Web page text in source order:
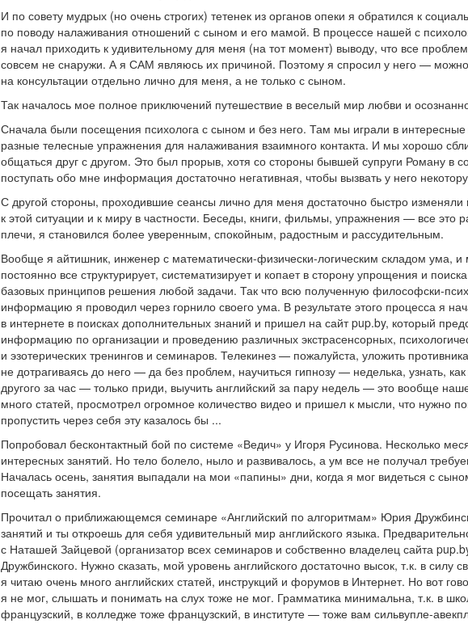
И по совету мудрых (но очень строгих) тетенек из органов опеки я обратился к
по поводу налаживания отношений с сыном и его мамой. В процессе нашей с
я начал приходить к удивительному для меня (на тот момент) выводу, что все
совсем не снаружи. А я САМ являюсь их причиной. Поэтому я спросил у него —
на консультации отдельно лично для меня, а не только с сыном.
Так началось мое полное приключений путешествие в веселый мир любви и
Сначала были посещения психолога с сыном и без него. Там мы играли в
разные телесные упражнения для налаживания взаимного контакта. И мы хорошо
общаться друг с другом. Это был прорыв, хотя со стороны бывшей супруги Роману в
поступать обо мне информация достаточно негативная, чтобы вызвать у него
С другой стороны, проходившие сеансы лично для меня достаточно быстро
к этой ситуации и к миру в частности. Беседы, книги, фильмы, упражнения — все это
плечи, я становился более уверенным, спокойным, радостным и рассудительным.
Вообще я айтишник, инженер с математически-физически-логическим складом ума,
постоянно все структурирует, систематизирует и копает в сторону упрощения и
базовых принципов решения любой задачи. Так что всю полученную философски-
информацию я проводил через горнило своего ума. В результате этого процесса я
в интернете в поисках дополнительных знаний и пришел на сайт pup.by, который
информацию по организации и проведению различных экстрасенсорных,
и эзотерических тренингов и семинаров. Телекинез — пожалуйста, уложить
не дотрагиваясь до него — да без проблем, научиться гипнозу — неделька, узнать,
другого за час — только приди, выучить английский за пару недель — это вообще
много статей, просмотрел огромное количество видео и пришел к мысли, что нужно
пропустить через себя эту казалось бы ...
Попробовал бесконтактный бой по системе «Ведич» у Игоря Русинова. Несколько
интересных занятий. Но тело болело, ныло и развивалось, а ум все не получал
Началась осень, занятия выпадали на мои «папины» дни, когда я мог видеться с
посещать занятия.
Прочитал о приближающемся семинаре «Английский по алгоритмам» Юрия
занятий и ты откроешь для себя удивительный мир английского языка.
с Наташей Зайцевой (организатор всех семинаров и собственно владелец сайта
Дружбинского. Нужно сказать, мой уровень английского достаточно высок, т.к. в силу
я читаю очень много английских статей, инструкций и форумов в Интернет. Но вот
я не мог, слышать и понимать на слух тоже не мог. Грамматика минимальна, т.к. в
французский, в колледже тоже французский, в институте — тоже вам сильвупле-